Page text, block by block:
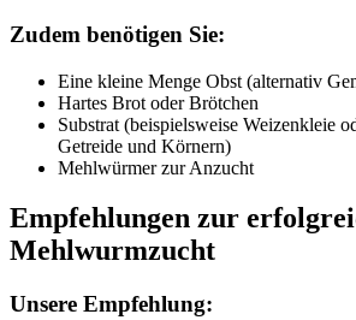
Zudem benötigen Sie:
Eine kleine Menge Obst (alternativ
Hartes Brot oder Brötchen
Substrat (beispielsweise Weizenkleie
Getreide und Körnern)
Mehlwürmer zur Anzucht
Empfehlungen zur
Mehlwurmzucht
Unsere Empfehlung: